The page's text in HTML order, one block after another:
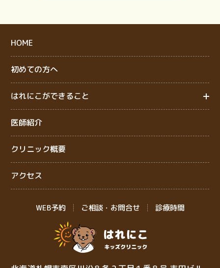
HOME
初めての方へ
はれにこができること
医師紹介
クリニック概要
アクセス
WEB予約 ご相談・お問合せ 診療時間